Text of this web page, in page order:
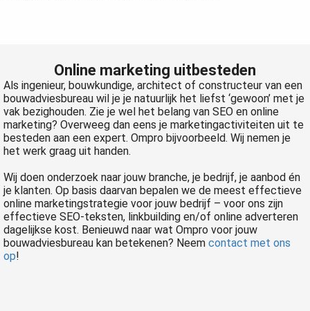
Online marketing uitbesteden
Als ingenieur, bouwkundige, architect of constructeur van een
bouwadviesbureau wil je je natuurlijk het liefst ‘gewoon’ met je
vak bezighouden. Zie je wel het belang van SEO en online
marketing? Overweeg dan eens je marketingactiviteiten uit te
besteden aan een expert. Ompro bijvoorbeeld. Wij nemen je
het werk graag uit handen.
Wij doen onderzoek naar jouw branche, je bedrijf, je aanbod én
je klanten. Op basis daarvan bepalen we de meest effectieve
online marketingstrategie voor jouw bedrijf – voor ons zijn
effectieve SEO-teksten, linkbuilding en/of online adverteren
dagelijkse kost. Benieuwd naar wat Ompro voor jouw
bouwadviesbureau kan betekenen? Neem contact met ons
op!